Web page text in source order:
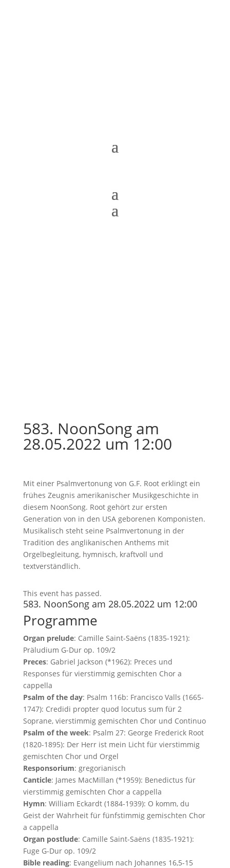
583. NoonSong am
28.05.2022 um 12:00
Mit einer Psalmvertonung von G.F. Root erklingt ein
frühes Zeugnis amerikanischer Musikgeschichte in
diesem NoonSong. Root gehört zur ersten
Generation von in den USA geborenen Komponisten.
Musikalisch steht seine Psalmvertonung in der
Tradition des anglikanischen Anthems mit
Orgelbegleitung, hymnisch, kraftvoll und
textverständlich.
This event has passed.
583. NoonSong am 28.05.2022 um 12:00
Programme
Organ prelude: Camille Saint-Saëns (1835-1921):
Präludium G-Dur op. 109/2
Preces: Gabriel Jackson (*1962): Preces und
Responses für vierstimmig gemischten Chor a
cappella
Psalm of the day: Psalm 116b: Francisco Valls (1665-
1747): Credidi propter quod locutus sum für 2
Soprane, vierstimmig gemischten Chor und Continuo
Psalm of the week: Psalm 27: George Frederick Root
(1820-1895): Der Herr ist mein Licht für vierstimmig
gemischten Chor und Orgel
Responsorium: gregorianisch
Canticle: James MacMillan (*1959): Benedictus für
vierstimmig gemischten Chor a cappella
Hymn: William Eckardt (1884-1939): O komm, du
Geist der Wahrheit für fünfstimmig gemischten Chor
a cappella
Organ postlude: Camille Saint-Saëns (1835-1921):
Fuge G-Dur op. 109/2
Bible reading: Evangelium nach Johannes 16,5-15